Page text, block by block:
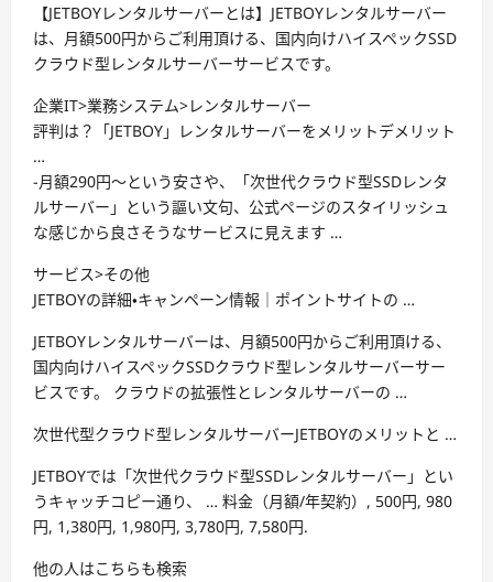
【JETBOYレンタルサーバーとは】JETBOYレンタルサーバー
は、月額500円からご利用頂ける、国内向けハイスペックSSD
クラウド型レンタルサーバーサービスです。
企業IT>業務システム>レンタルサーバー
評判は？「JETBOY」レンタルサーバーをメリットデメリット
…
-月額290円～という安さや、「次世代クラウド型SSDレンタ
ルサーバー」という謳い文句、公式ページのスタイリッシュ
な感じから良さそうなサービスに見えます …
サービス>その他
JETBOYの詳細・キャンペーン情報｜ポイントサイトの …
JETBOYレンタルサーバーは、月額500円からご利用頂ける、
国内向けハイスペックSSDクラウド型レンタルサーバーサー
ビスです。 クラウドの拡張性とレンタルサーバーの …
次世代型クラウド型レンタルサーバーJETBOYのメリットと …
JETBOYでは「次世代クラウド型SSDレンタルサーバー」とい
うキャッチコピー通り、 … 料金（月額/年契約）, 500円, 980
円, 1,380円, 1,980円, 3,780円, 7,580円.
他の人はこちらも検索